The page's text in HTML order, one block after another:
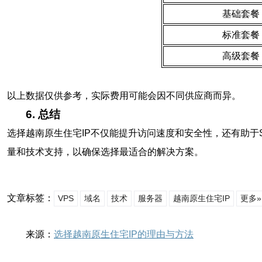
基础套餐
标准套餐
高级套餐
以上数据仅供参考，实际费用可能会因不同供应商而异。
6. 总结
选择越南原生住宅IP不仅能提升访问速度和安全性，还有助
量和技术支持，以确保选择最适合的解决方案。
文章标签： VPS 域名 技术 服务器 越南原生住宅IP 更多»
来源： 选择越南原生住宅IP的理由与方法